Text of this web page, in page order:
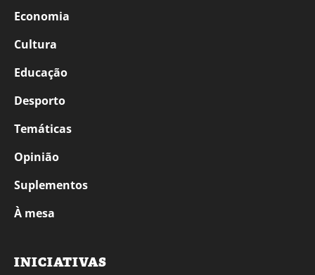
Economia
Cultura
Educação
Desporto
Temáticas
Opinião
Suplementos
À mesa
INICIATIVAS